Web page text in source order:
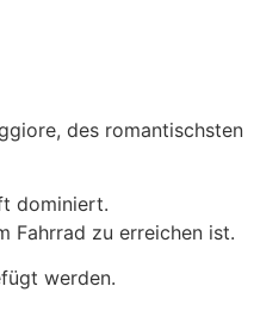
des romantischsten
dominiert.
Fahrrad zu erreichen ist.
werden.